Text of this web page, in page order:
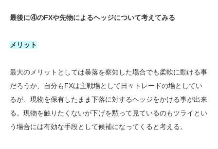
最後に④のFXや先物によるヘッジについて考えてみる
メリット
最大のメリットとしては暴落を察知した場合でも柔軟に動ける事
だろうか、自分もFXは主戦場として日々トレードの場としてい
るが、現物を保有したまま下落に対するヘッジをかける事が出来
る。現物を触りたくないが下げを黙って見ているのもツライとい
う場合には有効な手段として候補になってくると考える。